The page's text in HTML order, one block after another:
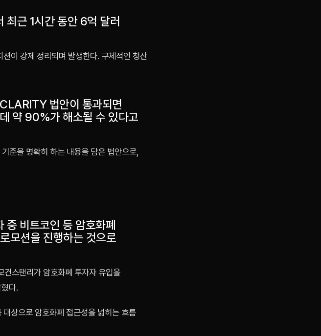
최근 1시간 동안 6억 달러
이 강제 정리되며 발생한다. 구체적인 청산
법안이 통과되면
약 90%가 해소될 수 있다고
준을 명확히 하는 내용을 담은 법안으로,
중 비트코인 등 암호화폐
모션을 진행하는 것으로
스탠리가 암호화폐 투자자 유입을
다.
상으로 암호화폐 접근성을 넓히는 흐름